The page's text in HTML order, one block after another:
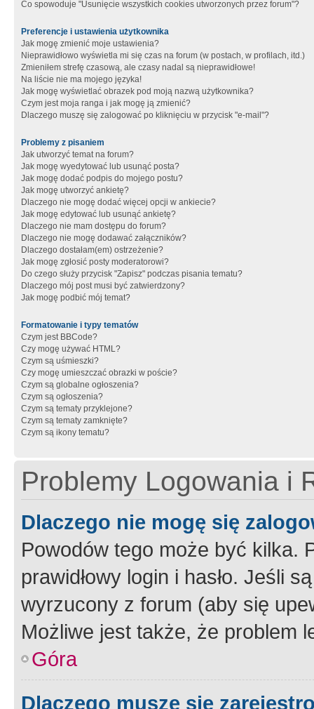
Co spowoduje "Usunięcie wszystkich cookies utworzonych przez forum"?
Preferencje i ustawienia użytkownika
Jak mogę zmienić moje ustawienia?
Nieprawidłowo wyświetla mi się czas na forum (w postach, w profilach, itd.)
Zmieniłem strefę czasową, ale czasy nadal są nieprawidłowe!
Na liście nie ma mojego języka!
Jak mogę wyświetlać obrazek pod moją nazwą użytkownika?
Czym jest moja ranga i jak mogę ją zmienić?
Dlaczego muszę się zalogować po kliknięciu w przycisk "e-mail"?
Problemy z pisaniem
Jak utworzyć temat na forum?
Jak mogę wyedytować lub usunąć posta?
Jak mogę dodać podpis do mojego postu?
Jak mogę utworzyć ankietę?
Dlaczego nie mogę dodać więcej opcji w ankiecie?
Jak mogę edytować lub usunąć ankietę?
Dlaczego nie mam dostępu do forum?
Dlaczego nie mogę dodawać załączników?
Dlaczego dostałam(em) ostrzeżenie?
Jak mogę zgłosić posty moderatorowi?
Do czego służy przycisk "Zapisz" podczas pisania tematu?
Dlaczego mój post musi być zatwierdzony?
Jak mogę podbić mój temat?
Formatowanie i typy tematów
Czym jest BBCode?
Czy mogę używać HTML?
Czym są uśmieszki?
Czy mogę umieszczać obrazki w poście?
Czym są globalne ogłoszenia?
Czym są ogłoszenia?
Czym są tematy przyklejone?
Czym są tematy zamknięte?
Czym są ikony tematu?
Problemy Logowania i
Dlaczego nie mogę się
Powodów tego może być kilka.
prawidłowy login i hasło. Jeśli
wyrzucony z forum (aby się
Możliwe jest także, że problem
Góra
Dlaczego muszę się